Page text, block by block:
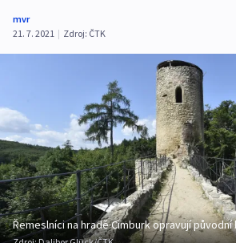
mvr
21. 7. 2021 | Zdroj: ČTK
Řemeslníci na hradě Cimburk opravují původní